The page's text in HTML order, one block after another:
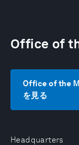
Headquarters
Office of
Office of the
を見る